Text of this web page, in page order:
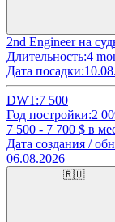
2nd Engineer на
Длительность:4
Дата посадки:
DWT:7 500
Год постройки:2
7 500 - 7 700 $ в
Дата создания /
06.08.2026
🇷🇺